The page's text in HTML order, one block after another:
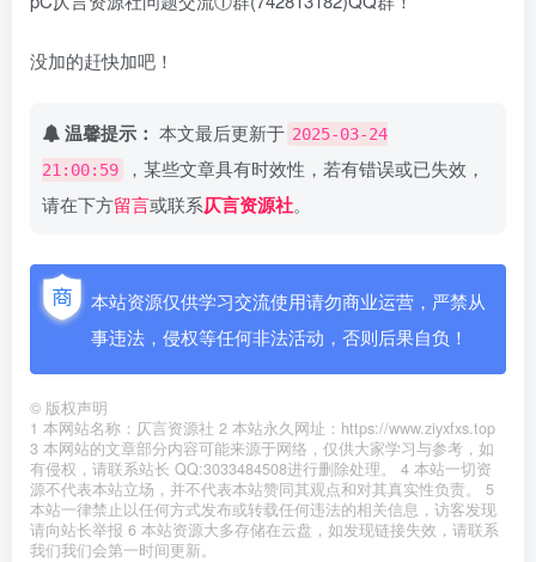
没加的赶快加吧！
温馨提示： 本文最后更新于 2025-03-24
21:00:59
，某些文章具有时效性，若有错误或已失效，
请在下方留言或联系仄言资源社。
本站资源仅供学习交流使用请勿商业运营，严禁从
事违法，侵权等任何非法活动，否则后果自负！
© 版权声明
1 本网站名称：仄言资源社 2 本站永久网址：https://www.ziyxfxs.top
3 本网站的文章部分内容可能来源于网络，仅供大家学习与参考，如
有侵权，请联系站长 QQ:3033484508进行删除处理。 4 本站一切资
源不代表本站立场，并不代表本站赞同其观点和对其真实性负责。 5
本站一律禁止以任何方式发布或转载任何违法的相关信息，访客发现
请向站长举报 6 本站资源大多存储在云盘，如发现链接失效，请联系
我们我们会第一时间更新。